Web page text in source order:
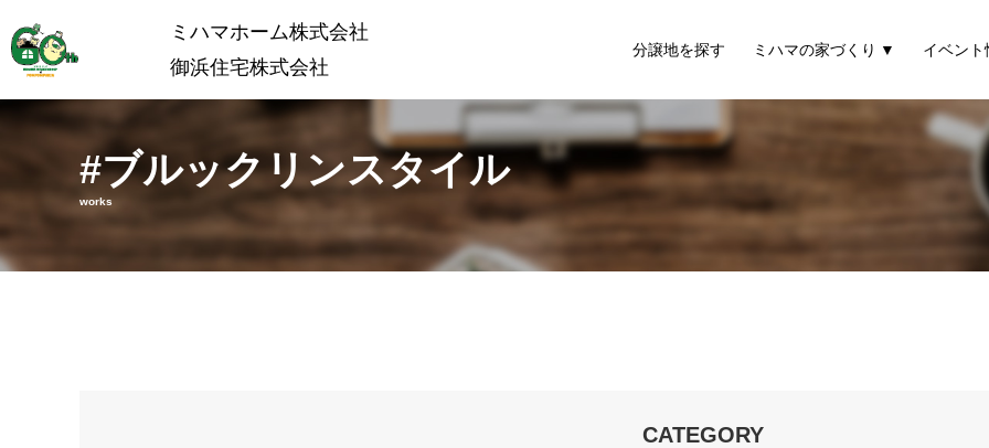
ミハマホーム株式会社
御浜住宅株式会社
分譲地を探す ミハマの家づくり イベント
#ブルックリンスタイル
works
CATEGORY